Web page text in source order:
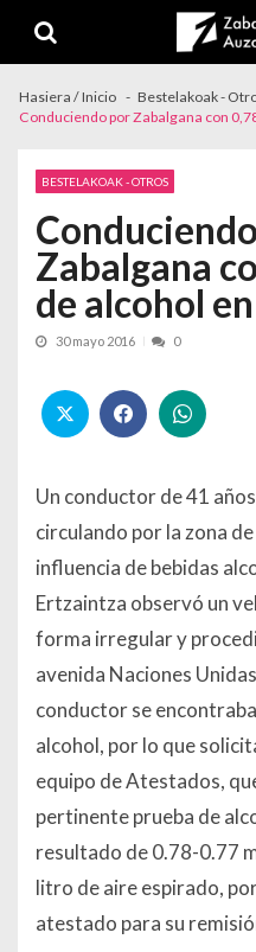
Hasiera / Inicio
Bestelakoak -
Conduciendo por Zabalgana con
BESTELAKOAK - OTROS
Zabalgana
de alcohol
30 mayo 2016 0
Un conductor de 41
circulando por la zona
influencia de bebidas
Ertzaintza observó un
forma irregular y
avenida Naciones
conductor se
alcohol, por lo que
equipo de Atestados,
pertinente prueba de
resultado de 0.78-0.77
litro de aire espirado,
atestado para su